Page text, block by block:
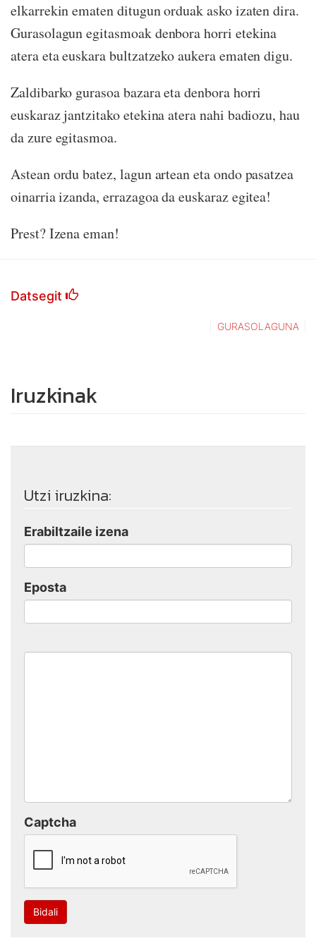
elkarrekin ematen ditugun orduak asko izaten dira.
Gurasolagun egitasmoak denbora horri etekina
atera eta euskara bultzatzeko aukera ematen digu.
Zaldibarko gurasoa bazara eta denbora horri
euskaraz jantzitako etekina atera nahi badiozu, hau
da zure egitasmoa.
Astean ordu batez, lagun artean eta ondo pasatzea
oinarria izanda, errazagoa da euskaraz egitea!
Prest? Izena eman!
Datsegit
GURASOLAGUNA
Iruzkinak
Utzi iruzkina:
Erabiltzaile izena
Eposta
Captcha
Bidali